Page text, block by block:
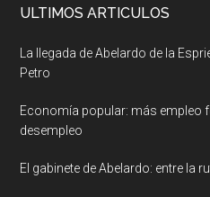
ULTIMOS ARTICULOS
La llegada de Abelardo de la
Petro
Economía popular: más empleo
desempleo
El gabinete de Abelardo: entre la